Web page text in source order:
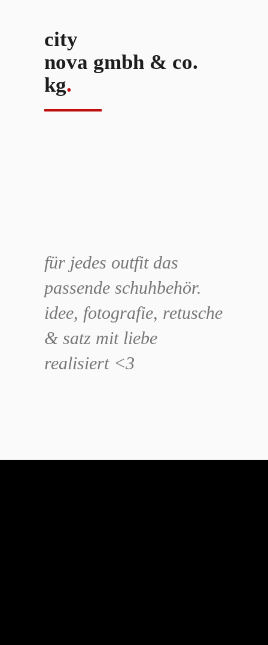
city
nova gmbh & co.
kg.
für jedes outfit das
passende schuhbehör.
idee, fotografie, retusche
& satz mit liebe
realisiert <3